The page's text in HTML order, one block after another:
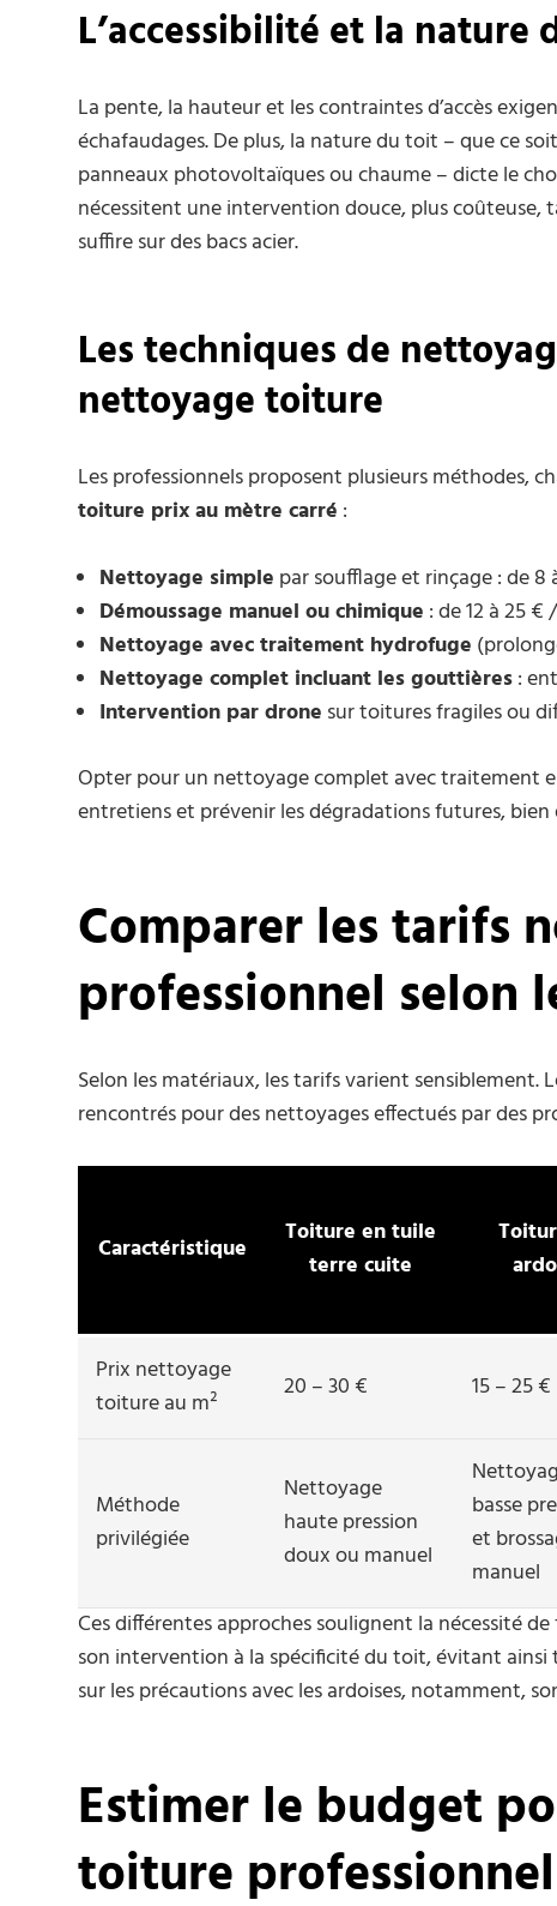
L’accessibilité et la nature
La pente, la hauteur et les contraintes d’accès
échafaudages. De plus, la nature du toit – que ce
panneaux photovoltaïques ou chaume – dicte le
nécessitent une intervention douce, plus coûteuse,
suffire sur des bacs acier.
Les techniques de
nettoyage toiture
Les professionnels proposent plusieurs méthodes,
toiture prix au mètre carré :
Nettoyage simple par soufflage et rinçage : de 8
Démoussage manuel ou chimique : de 12 à 25 €
Nettoyage avec traitement hydrofuge
Nettoyage complet incluant les gouttières:
Intervention par drone sur toitures fragiles ou
Opter pour un nettoyage complet avec traitement
entretiens et prévenir les dégradations futures,
Comparer les tarifs
professionnel selon
Selon les matériaux, les tarifs varient sensiblement.
rencontrés pour des nettoyages effectués par des
Caractéristique
Toiture en tuile
terre cuite
Prix nettoyage
toiture au m²
20 – 30 € 15 – 25 €
Méthode
privilégiée
Nettoyage
haute pression
doux ou manuel
basse
et
manuel
Ces différentes approches soulignent la nécessité
son intervention à la spécificité du toit, évitant
sur les précautions avec les ardoises, notamment,
Estimer le budget
toiture